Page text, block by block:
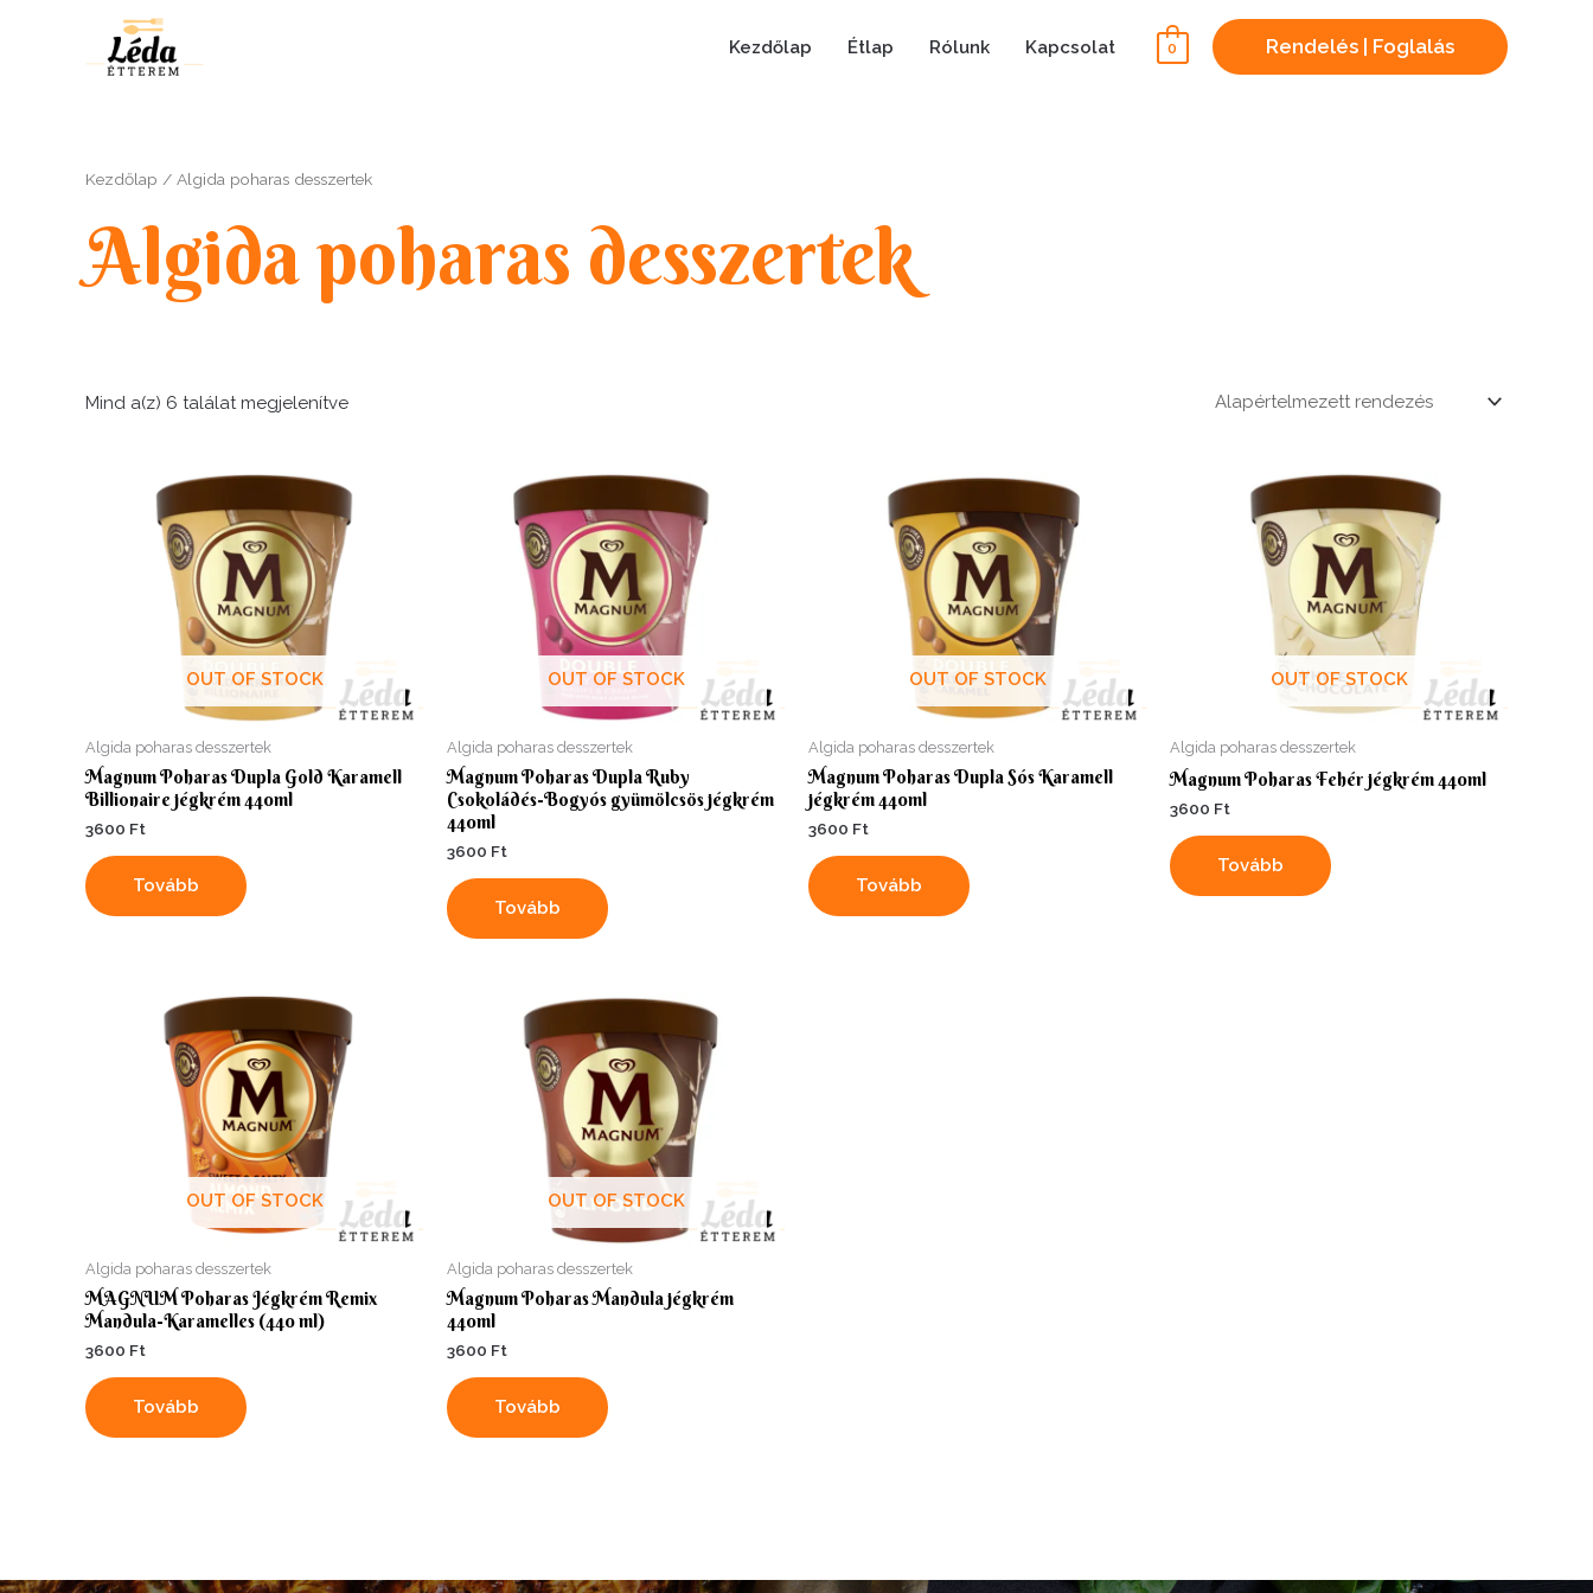
Kezdőlap Étlap Rólunk Kapcsolat 0 Rendelés | Foglalás
Kezdőlap / Algida poharas desszertek
Algida poharas desszertek
Mind a(z) 6 találat megjelenítve
OUT OF STOCK
Algida poharas desszertek
Magnum Poharas Dupla Gold Karamell
Billionaire jégkrém 440ml
3600 Ft
Tovább
OUT OF STOCK
Algida poharas desszertek
Magnum Poharas Dupla Ruby
Csokoládés-Bogyós gyümölcsös jégkrém
440ml
3600 Ft
Tovább
OUT OF STOCK
Algida poharas desszertek
Magnum Poharas Dupla Sós Karamell
jégkrém 440ml
3600 Ft
Tovább
OUT OF STOCK
Algida poharas desszertek
Magnum Poharas Fehér jégkrém 440ml
3600 Ft
Tovább
OUT OF STOCK
Algida poharas desszertek
MAGNUM Poharas Jégkrém Remix
Mandula-Karamelles (440 ml)
3600 Ft
Tovább
OUT OF STOCK
Algida poharas desszertek
Magnum Poharas Mandula jégkrém
440ml
3600 Ft
Tovább